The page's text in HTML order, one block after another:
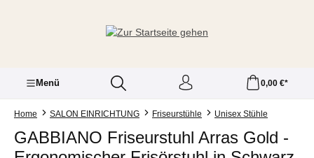
Menü 0,00 €*
Home SALON EINRICHTUNG Friseurstühle Unisex Stühle
GABBIANO Friseurstuhl Arras Gold -